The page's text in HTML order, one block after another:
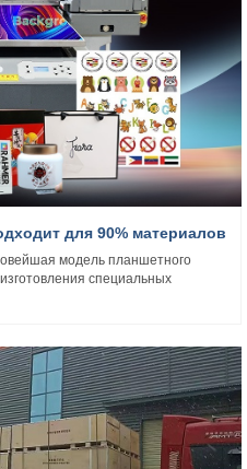
для 90% материалов
модель планшетного
специальных